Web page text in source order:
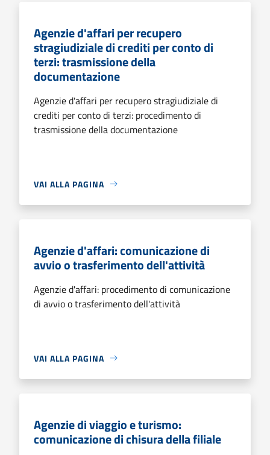
Agenzie d'affari per recupero
stragiudiziale di crediti per conto di
terzi: trasmissione della
documentazione
Agenzie d'affari per recupero stragiudiziale di
crediti per conto di terzi: procedimento di
trasmissione della documentazione
VAI ALLA PAGINA
Agenzie d'affari: comunicazione di
avvio o trasferimento dell'attività
Agenzie d'affari: procedimento di comunicazione
di avvio o trasferimento dell'attività
VAI ALLA PAGINA
Agenzie di viaggio e turismo:
comunicazione di chisura della filiale